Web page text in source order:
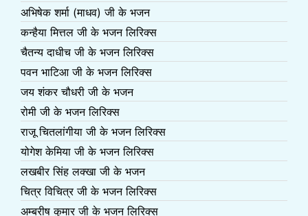
अभिषेक शर्मा (माधव) जी के भजन
कन्हैया मित्तल जी के भजन लिरिक्स
चैतन्य दाधीच जी के भजन लिरिक्स
पवन भाटिआ जी के भजन लिरिक्स
जय शंकर चौधरी जी के भजन
रोमी जी के भजन लिरिक्स
राजू चितलांगीया जी के भजन लिरिक्स
योगेश केमिया जी के भजन लिरिक्स
लखबीर सिंह लक्खा जी के भजन
चित्र विचित्र जी के भजन लिरिक्स
अम्बरीष कुमार जी के भजन लिरिक्स